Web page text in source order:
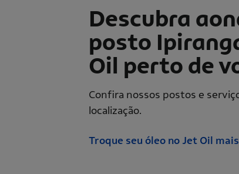
Descubra
posto
Oil perto de
Confira nossos postos e
localização.
Troque seu óleo no Jet Oil